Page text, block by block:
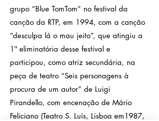
grupo “Blue TomTom” no festival da
canção da RTP, em 1994, com a canção
“desculpa lá o mau jeito”, que atingiu a
1ª eliminatória desse festival e
participou, como atriz secundária, na
peça de teatro “Seis personagens à
procura de um autor” de Luigi
Pirandello, com encenação de Mário
Feliciano (Teatro S. Luís, Lisboa em1987,